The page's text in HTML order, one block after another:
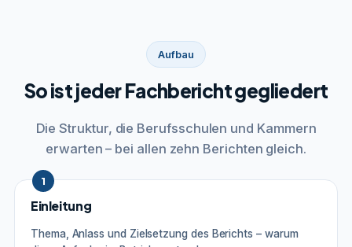
Aufbau
So ist jeder Fachbericht gegliedert
Die Struktur, die Berufsschulen und Kammern
erwarten – bei allen zehn Berichten gleich.
1
Einleitung
Thema, Anlass und Zielsetzung des Berichts – warum